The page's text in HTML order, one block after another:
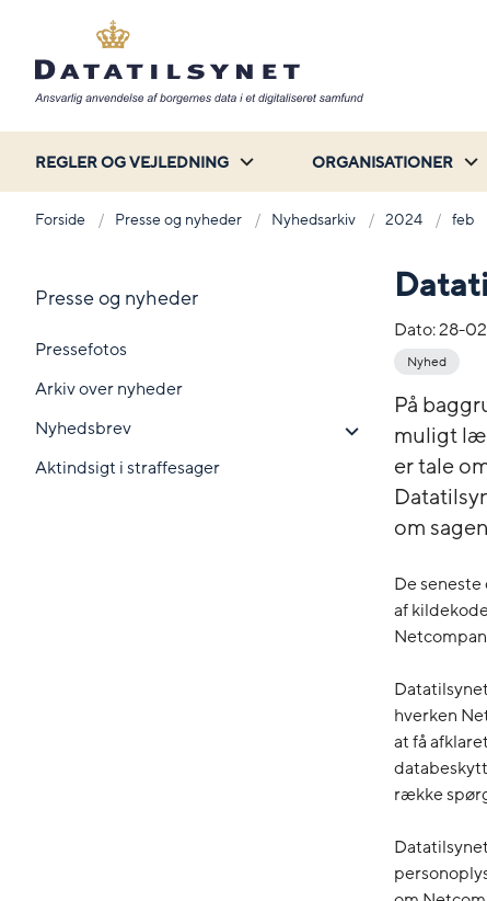
REGLER OG VEJLEDNING ORGANISATIONER
Forside Presse og nyheder Nyhedsarkiv 2024 feb
Presse og nyheder
Pressefotos
Arkiv over nyheder
Nyhedsbrev
Aktindsigt i straffesager
Dato:28-
Nyhed
På
muligt
er tale
om
De
af
hverken
at få
række